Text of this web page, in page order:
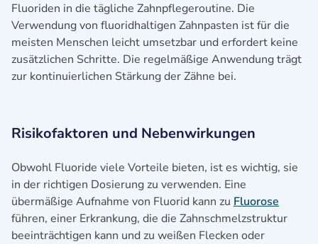
Fluoriden in die tägliche Zahnpflegeroutine. Die
Verwendung von fluoridhaltigen Zahnpasten ist für die
meisten Menschen leicht umsetzbar und erfordert keine
zusätzlichen Schritte. Die regelmäßige Anwendung trägt
zur kontinuierlichen Stärkung der Zähne bei.
Risikofaktoren und Nebenwirkungen
Obwohl Fluoride viele Vorteile bieten, ist es wichtig, sie
in der richtigen Dosierung zu verwenden. Eine
übermäßige Aufnahme von Fluorid kann zu Fluorose
führen, einer Erkrankung, die die Zahnschmelzstruktur
beeinträchtigen kann und zu weißen Flecken oder